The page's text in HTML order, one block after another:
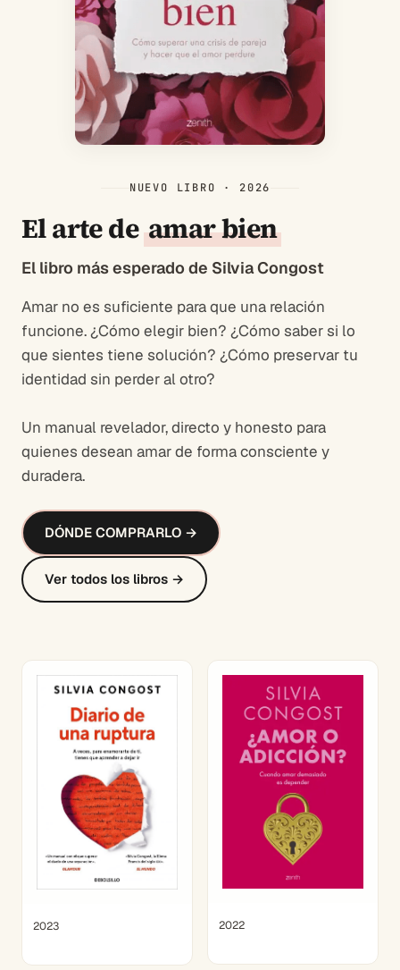
NUEVO LIBRO · 2026
El arte de amar bien
El libro más esperado de Silvia Congost
Amar no es suficiente para que una relación
funcione. ¿Cómo elegir bien? ¿Cómo saber si lo
que sientes tiene solución? ¿Cómo preservar tu
identidad sin perder al otro?
Un manual revelador, directo y honesto para
quienes desean amar de forma consciente y
duradera.
DÓNDE COMPRARLO →
Ver todos los libros →
2023 2022